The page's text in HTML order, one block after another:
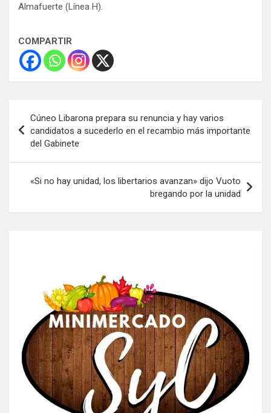
Almafuerte (Línea H).
COMPARTIR
de
entradas
Cúneo Libarona prepara su renuncia y hay varios
candidatos a sucederlo en el recambio más importante
del Gabinete
«Si no hay unidad, los libertarios avanzan» dijo Vuoto
bregando por la unidad